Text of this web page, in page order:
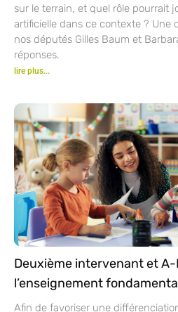
sur le terrain, et quel rôle pourrait
artificielle dans ce contexte ? Une
nos députés Gilles Baum et
réponses.
lire plus...
Deuxième intervenant et A-
l’enseignement
Afin de favoriser une